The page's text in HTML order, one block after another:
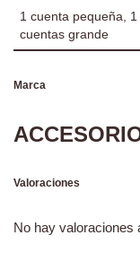
1 cuenta pequeña,
cuentas grande
Marca
Valoraciones
No hay valoraciones